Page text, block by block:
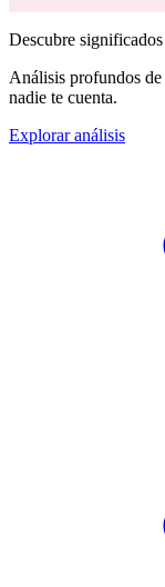
Descubre
Análisis profundos de
nadie te cuenta.
Explorar análisis